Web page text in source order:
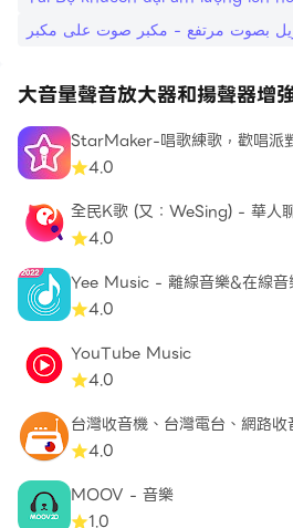
*在安卓設備上大幅度提高視頻和電
*安卓手機和安卓平板電腦上的通
牙揚聲器的音量增強器。
下載適用於安卓設備的音頻和視頻
問題。隨時隨地聽任何音量的音樂
量-大聲或非常大聲！用耳機聽音
視頻！
星！
بصوت مرتفع - مكبر صوت على مكبر
大音量聲音放大器和揚聲器增
StarMaker-唱歌練歌，歡唱派
4.0
全民K歌 (又：WeSing) - 華人
4.0
Yee Music - 離線音樂&在線
4.0
YouTube Music
4.0
台灣收音機、台灣電台、網路
4.0
MOOV - 音樂
1.0